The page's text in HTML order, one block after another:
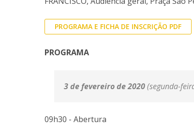
PROGRAMA E FICHA DE INSCRIÇÃO PDF
PROGRAMA
3 de fevereiro de 2020(segunda-
09h30 - Abertura